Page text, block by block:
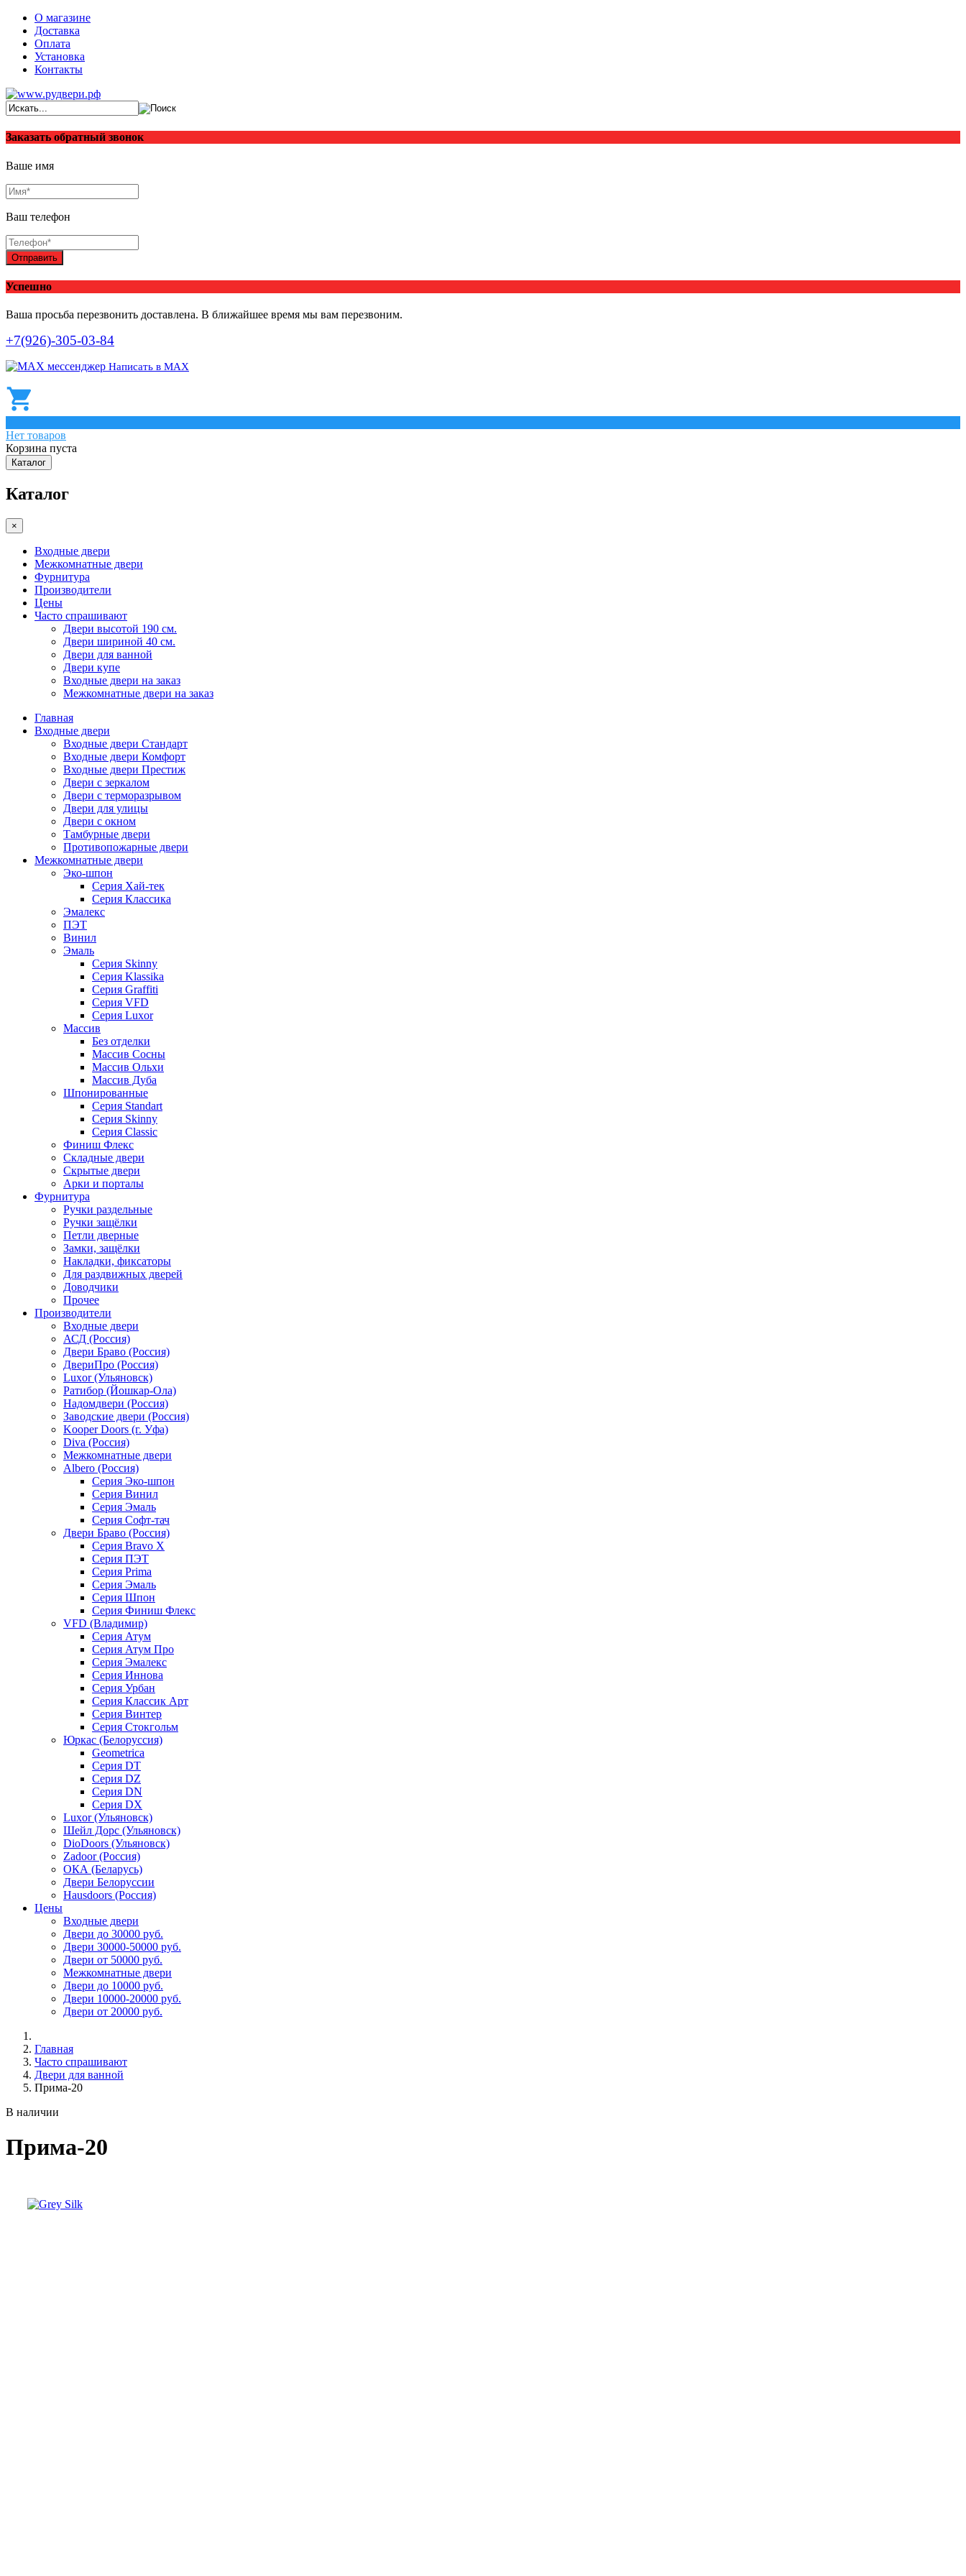
О магазине
Доставка
Оплата
Установка
Контакты
Заказать обратный звонок
Ваше имя
Ваш телефон
Отправить
Успешно
Ваша просьба перезвонить доставлена. В ближайшее время мы вам перезвоним.
+7(926)-305-03-84
Написать в МАХ
Нет товаров
Корзина пуста
Каталог
Каталог
×
Входные двери
Межкомнатные двери
Фурнитура
Производители
Цены
Часто спрашивают
Двери высотой 190 см.
Двери шириной 40 см.
Двери для ванной
Двери купе
Входные двери на заказ
Межкомнатные двери на заказ
Главная
Входные двери
Входные двери Стандарт
Входные двери Комфорт
Входные двери Престиж
Двери с зеркалом
Двери с терморазрывом
Двери для улицы
Двери с окном
Тамбурные двери
Противопожарные двери
Межкомнатные двери
Эко-шпон
Серия Хай-тек
Серия Классика
Эмалекс
ПЭТ
Винил
Эмаль
Серия Skinny
Серия Klassika
Серия Graffiti
Серия VFD
Серия Luxor
Массив
Без отделки
Массив Сосны
Массив Ольхи
Массив Дуба
Шпонированные
Серия Standart
Серия Skinny
Серия Classic
Финиш Флекс
Складные двери
Скрытые двери
Арки и порталы
Фурнитура
Ручки раздельные
Ручки защёлки
Петли дверные
Замки, защёлки
Накладки, фиксаторы
Для раздвижных дверей
Доводчики
Прочее
Производители
Входные двери
АСД (Россия)
Двери Браво (Россия)
ДвериПро (Россия)
Luxor (Ульяновск)
Ратибор (Йошкар-Ола)
Надомдвери (Россия)
Заводские двери (Россия)
Kooper Doors (г. Уфа)
Diva (Россия)
Межкомнатные двери
Albero (Россия)
Серия Эко-шпон
Серия Винил
Серия Эмаль
Серия Софт-тач
Двери Браво (Россия)
Серия Bravo X
Серия ПЭТ
Серия Prima
Серия Эмаль
Серия Шпон
Серия Финиш Флекс
VFD (Владимир)
Серия Атум
Серия Атум Про
Серия Эмалекс
Серия Иннова
Серия Урбан
Серия Классик Арт
Серия Винтер
Серия Стокгольм
Юркас (Белоруссия)
Geometrica
Серия DT
Серия DZ
Серия DN
Серия DX
Luxor (Ульяновск)
Шейл Дорс (Ульяновск)
DioDoors (Ульяновск)
Zadoor (Россия)
ОКА (Беларусь)
Двери Белоруссии
Hausdoors (Россия)
Цены
Входные двери
Двери до 30000 руб.
Двери 30000-50000 руб.
Двери от 50000 руб.
Межкомнатные двери
Двери до 10000 руб.
Двери 10000-20000 руб.
Двери от 20000 руб.
Главная
Часто спрашивают
Двери для ванной
Прима-20
В наличии
Прима-20